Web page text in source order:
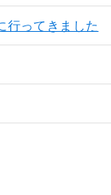
行ってきました